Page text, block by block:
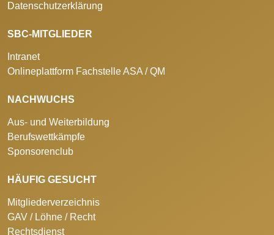
Datenschutzerklärung
SBC-MITGLIEDER
Intranet
Onlineplattform Fachstelle ASA / QM
NACHWUCHS
Aus- und Weiterbildung
Berufswettkämpfe
Sponsorenclub
HÄUFIG GESUCHT
Mitgliederverzeichnis
GAV / Löhne / Recht
Rechtsdienst